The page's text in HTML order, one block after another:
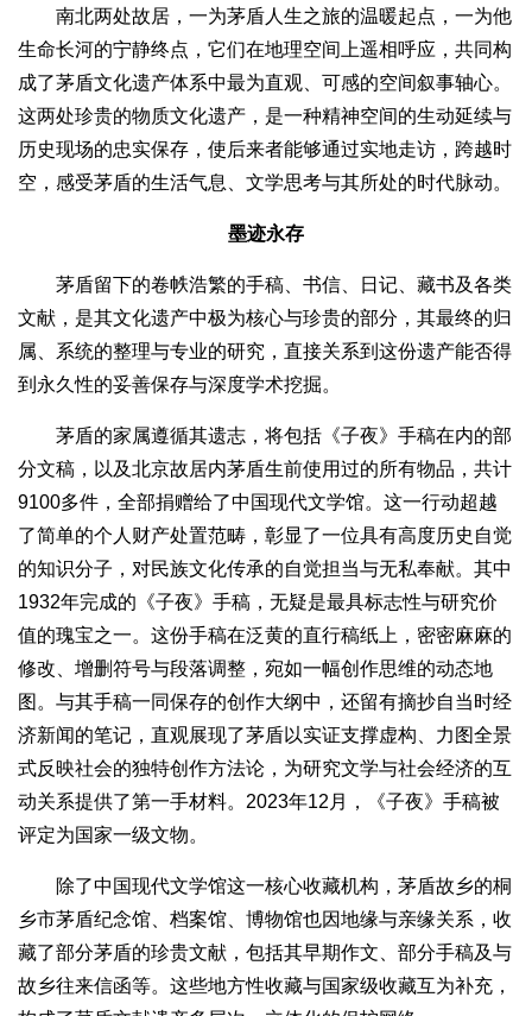
南北两处故居，一为茅盾人生之旅的温暖起点，一为他
生命长河的宁静终点，它们在地理空间上遥相呼应，共同构
成了茅盾文化遗产体系中最为直观、可感的空间叙事轴心。
这两处珍贵的物质文化遗产，是一种精神空间的生动延续与
历史现场的忠实保存，使后来者能够通过实地走访，跨越时
空，感受茅盾的生活气息、文学思考与其所处的时代脉动。
墨迹永存
茅盾留下的卷帙浩繁的手稿、书信、日记、藏书及各类
文献，是其文化遗产中极为核心与珍贵的部分，其最终的归
属、系统的整理与专业的研究，直接关系到这份遗产能否得
到永久性的妥善保存与深度学术挖掘。
茅盾的家属遵循其遗志，将包括《子夜》手稿在内的部
分文稿，以及北京故居内茅盾生前使用过的所有物品，共计
9100多件，全部捐赠给了中国现代文学馆。这一行动超越
了简单的个人财产处置范畴，彰显了一位具有高度历史自觉
的知识分子，对民族文化传承的自觉担当与无私奉献。其中
1932年完成的《子夜》手稿，无疑是最具标志性与研究价
值的瑰宝之一。这份手稿在泛黄的直行稿纸上，密密麻麻的
修改、增删符号与段落调整，宛如一幅创作思维的动态地
图。与其手稿一同保存的创作大纲中，还留有摘抄自当时经
济新闻的笔记，直观展现了茅盾以实证支撑虚构、力图全景
式反映社会的独特创作方法论，为研究文学与社会经济的互
动关系提供了第一手材料。2023年12月，《子夜》手稿被
评定为国家一级文物。
除了中国现代文学馆这一核心收藏机构，茅盾故乡的桐
乡市茅盾纪念馆、档案馆、博物馆也因地缘与亲缘关系，收
藏了部分茅盾的珍贵文献，包括其早期作文、部分手稿及与
故乡往来信函等。这些地方性收藏与国家级收藏互为补充，